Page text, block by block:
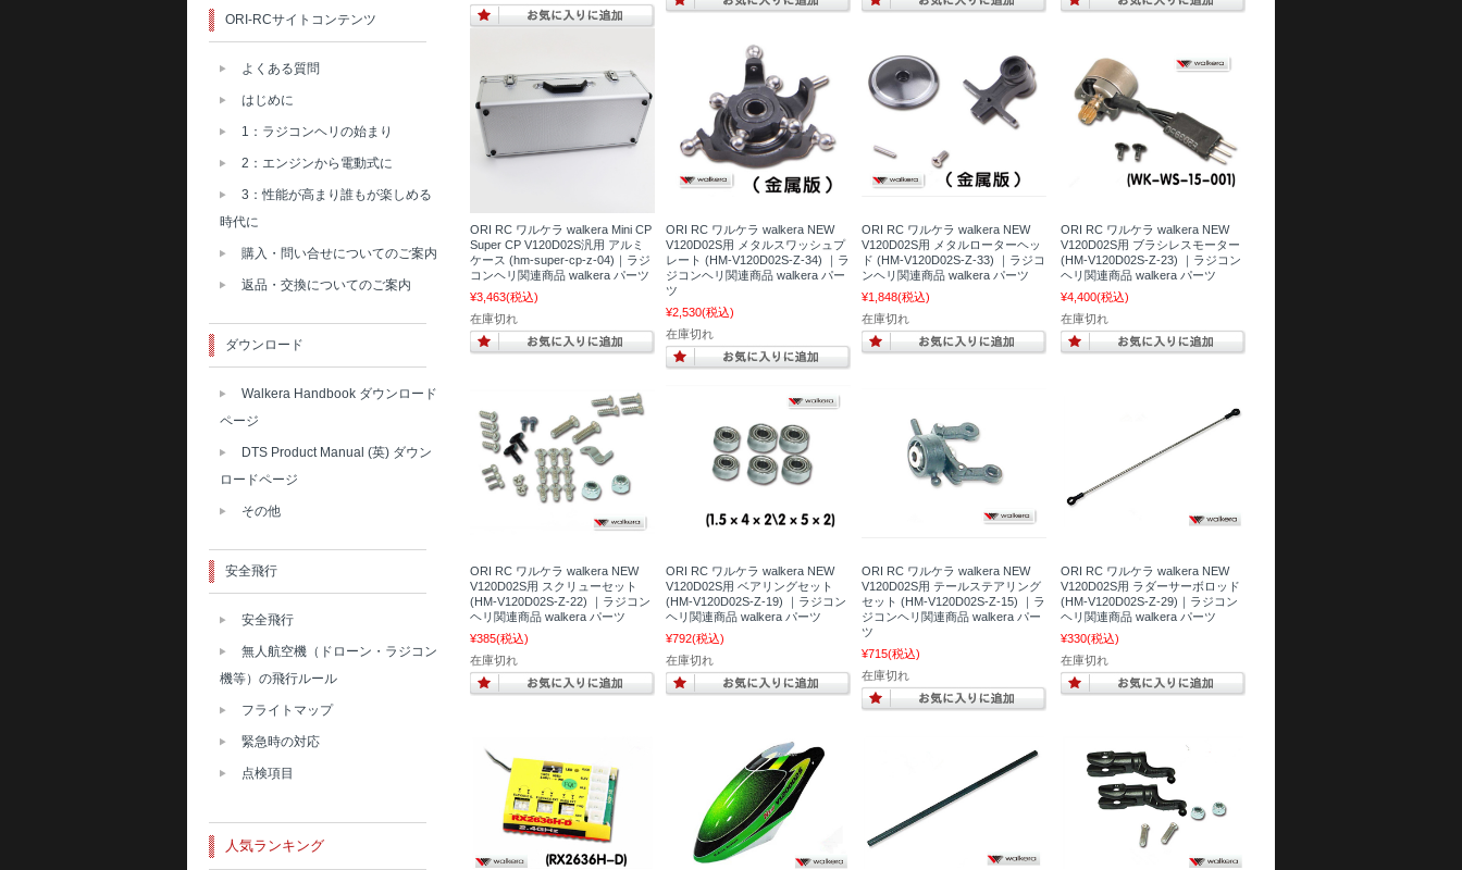
ORI RC ワルケラ walkera Mini CP
Super CP V120D02S汎用 アルミ
ケース (hm-super-cp-z-04)｜ラジ
コンヘリ関連商品 walkera パーツ
¥3,463(税込)
在庫切れ
ORI RC ワルケラ walkera NEW
V120D02S用 メタルスワッシュプ
レート (HM-V120D02S-Z-34) ｜ラ
ジコンヘリ関連商品 walkera パー
ツ
¥2,530(税込)
在庫切れ
ORI RC ワルケラ walkera NEW
V120D02S用 メタルローターヘッ
ド (HM-V120D02S-Z-33) ｜ラジコ
ンヘリ関連商品 walkera パーツ
¥1,848(税込)
在庫切れ
ORI RC ワルケラ walkera NEW
V120D02S用 ブラシレスモーター
(HM-V120D02S-Z-23) ｜ラジコン
ヘリ関連商品 walkera パーツ
¥4,400(税込)
在庫切れ
ORI RC ワルケラ walkera NEW
V120D02S用 スクリューセット
(HM-V120D02S-Z-22) ｜ラジコン
ヘリ関連商品 walkera パーツ
¥385(税込)
在庫切れ
ORI RC ワルケラ walkera NEW
V120D02S用 ベアリングセット
(HM-V120D02S-Z-19) ｜ラジコン
ヘリ関連商品 walkera パーツ
¥792(税込)
在庫切れ
ORI RC ワルケラ walkera NEW
V120D02S用 テールステアリング
セット (HM-V120D02S-Z-15) ｜ラ
ジコンヘリ関連商品 walkera パー
ツ
¥715(税込)
在庫切れ
ORI RC ワルケラ walkera NEW
V120D02S用 ラダーサーボロッド
(HM-V120D02S-Z-29)｜ラジコン
ヘリ関連商品 walkera パーツ
¥330(税込)
在庫切れ
ORI-RCサイトコンテンツ
よくある質問
はじめに
1：ラジコンヘリの始まり
2：エンジンから電動式に
3：性能が高まり誰もが楽しめる
時代に
購入・問い合せについてのご案内
返品・交換についてのご案内
ダウンロード
Walkera Handbook ダウンロード
ページ
DTS Product Manual (英) ダウン
ロードページ
その他
安全飛行
安全飛行
無人航空機（ドローン・ラジコン
機等）の飛行ルール
フライトマップ
緊急時の対応
点検項目
人気ランキング